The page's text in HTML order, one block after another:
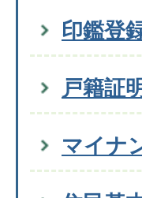
印鑑登
戸籍証
マイナ